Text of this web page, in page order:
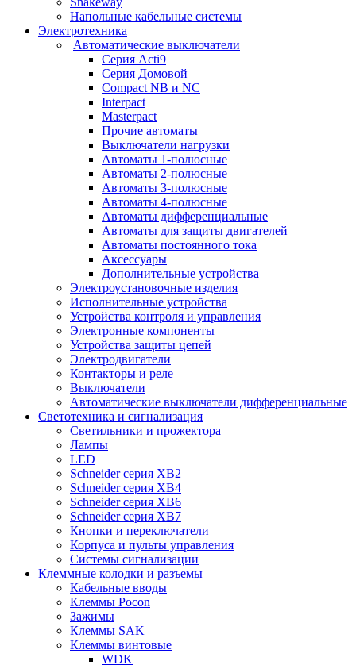
Напольные кабельные системы
Электротехника
Автоматические выключатели
Серия Acti9
Серия Домовой
Compact NB и NC
Interpact
Masterpact
Прочие автоматы
Выключатели нагрузки
Автоматы 1-полюсные
Автоматы 2-полюсные
Автоматы 3-полюсные
Автоматы 4-полюсные
Автоматы дифференциальные
Автоматы для защиты двигателей
Автоматы постоянного тока
Аксессуары
Дополнительные устройства
Электроустановочные изделия
Исполнительные устройства
Устройства контроля и управления
Электронные компоненты
Устройства защиты цепей
Электродвигатели
Контакторы и реле
Выключатели
Автоматические выключатели дифференциальные
Светотехника и сигнализация
Светильники и прожектора
Лампы
LED
Schneider серия XB2
Schneider серия XB4
Schneider серия XB6
Schneider серия XB7
Кнопки и переключатели
Корпуса и пульты управления
Системы сигнализации
Клеммные колодки и разъемы
Кабельные вводы
Клеммы Pocon
Зажимы
Клеммы SAK
Клеммы винтовые
WDK